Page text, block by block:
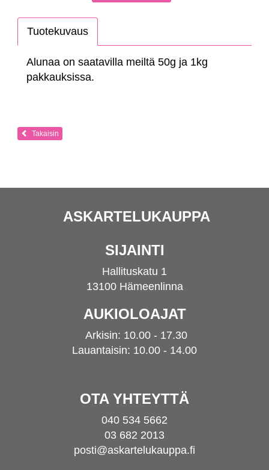
Tuotekuvaus
Alunaa on saatavilla meiltä 50g ja 1kg
pakkauksissa.
Takaisin
ASKARTELUKAUPPA
SIJAINTI
Hallituskatu 1
13100 Hämeenlinna
AUKIOLOAJAT
Arkisin: 10.00 - 17.30
Lauantaisin: 10.00 - 14.00
OTA YHTEYTTÄ
040 534 5662
03 682 2013
posti@askartelukauppa.fi